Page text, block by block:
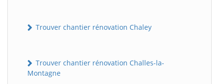
Trouver chantier rénovation Chaley
Trouver chantier rénovation Challes-la-
Montagne